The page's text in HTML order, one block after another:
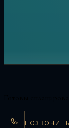
ПОЗВОНИТЬ